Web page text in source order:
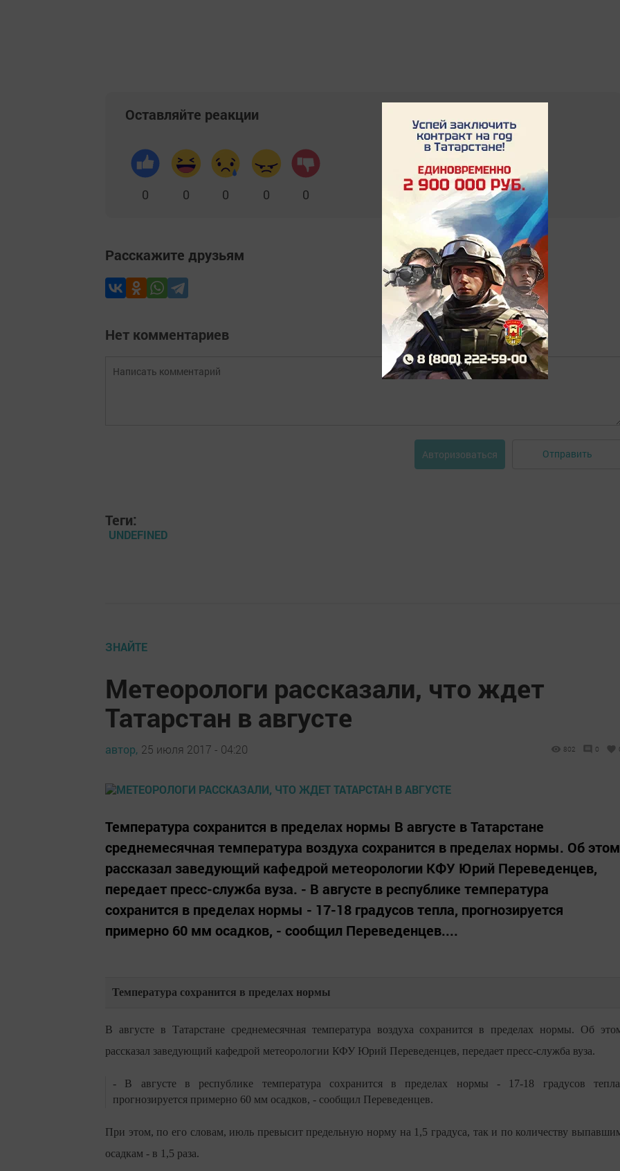
Оставляйте реакции
0 0 0 0 0
Расскажите друзьям
Нет комментариев
Авторизоваться Отправить
Теги:
UNDEFINED
ЗНАЙТЕ
Метеорологи рассказали, что ждет
Татарстан в августе
автор, 25 июля 2017 - 04:20 802 0
Температура сохранится в пределах нормы В августе в Татарстане
среднемесячная температура воздуха сохранится в пределах нормы. Об этом
рассказал заведующий кафедрой метеорологии КФУ Юрий Переведенцев,
передает пресс-служба вуза. - В августе в республике температура
сохранится в пределах нормы - 17-18 градусов тепла, прогнозируется
примерно 60 мм осадков, - сообщил Переведенцев....
Температура сохранится в пределах нормы
В августе в Татарстане среднемесячная температура воздуха сохранится в пределах нормы. Об
рассказал заведующий кафедрой метеорологии КФУ Юрий Переведенцев, передает пресс-служба вуза.
- В августе в республике температура сохранится в пределах нормы - 17-18 градусов
прогнозируется примерно 60 мм осадков, - сообщил Переведенцев.
При этом, по его словам, июль превысит предельную норму на 1,5 градуса, так и по количеству
осадкам - в 1,5 раза.